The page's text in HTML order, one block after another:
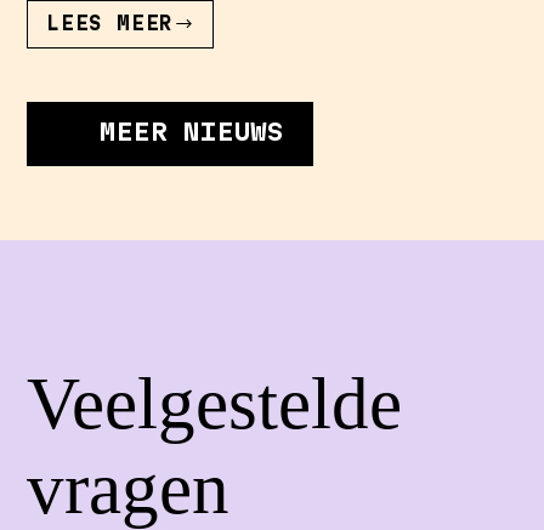
LEES MEERGEMIDDELD?
WE
NIET
MEER NIEUWS
Veelgestelde
vragen